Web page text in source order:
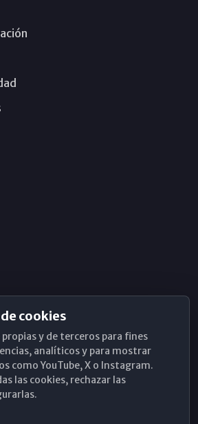
cookies
y de terceros para fines
analíticos y para mostrar
como YouTube, X o Instagram.
las cookies, rechazar las